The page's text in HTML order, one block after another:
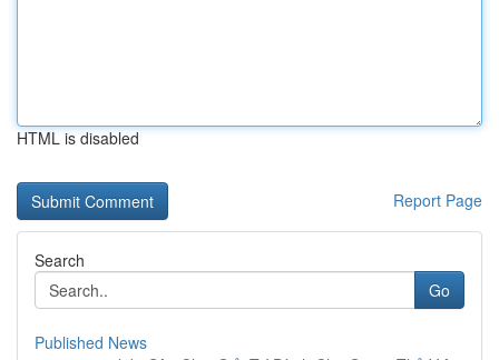
HTML is disabled
Report Page
Search
Go
Published News